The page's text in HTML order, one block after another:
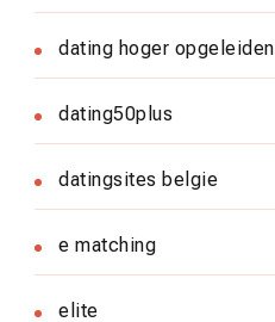
dating hoger opgeleiden
dating50plus
datingsites belgie
e matching
elite